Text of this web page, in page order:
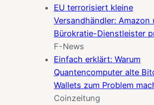
EU terrorisiert kleine
Versandhändler: Amazon
Bürokratie-Dienstleister
F-News
Einfach erklärt: Warum
Quantencomputer alte
Wallets zum Problem
Coinzeitung